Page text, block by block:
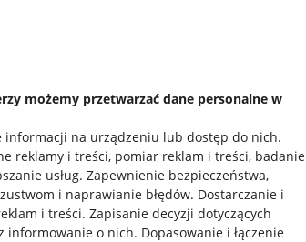
możemy przetwarzać dane personalne w
informacji na urządzeniu lub dostęp do nich.
reklamy i treści, pomiar reklam i treści, badanie
usług. Zapewnienie bezpieczeństwa,
i naprawianie błędów. Dostarczanie i
i treści. Zapisanie decyzji dotyczących
informowanie o nich. Dopasowanie i łączenie